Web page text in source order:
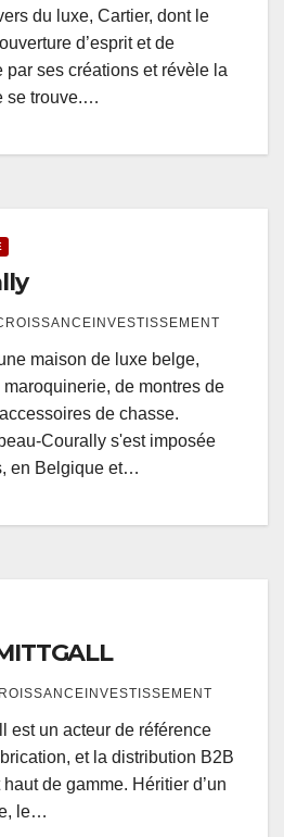
du luxe, Cartier, dont le
d’esprit et de
ses créations et révèle la
se trouve.…
maison de luxe belge,
maroquinerie, de montres de
de chasse.
Courally s'est imposée
en Belgique et…
est un acteur de référence
et la distribution B2B
de gamme. Héritier d’un
le…